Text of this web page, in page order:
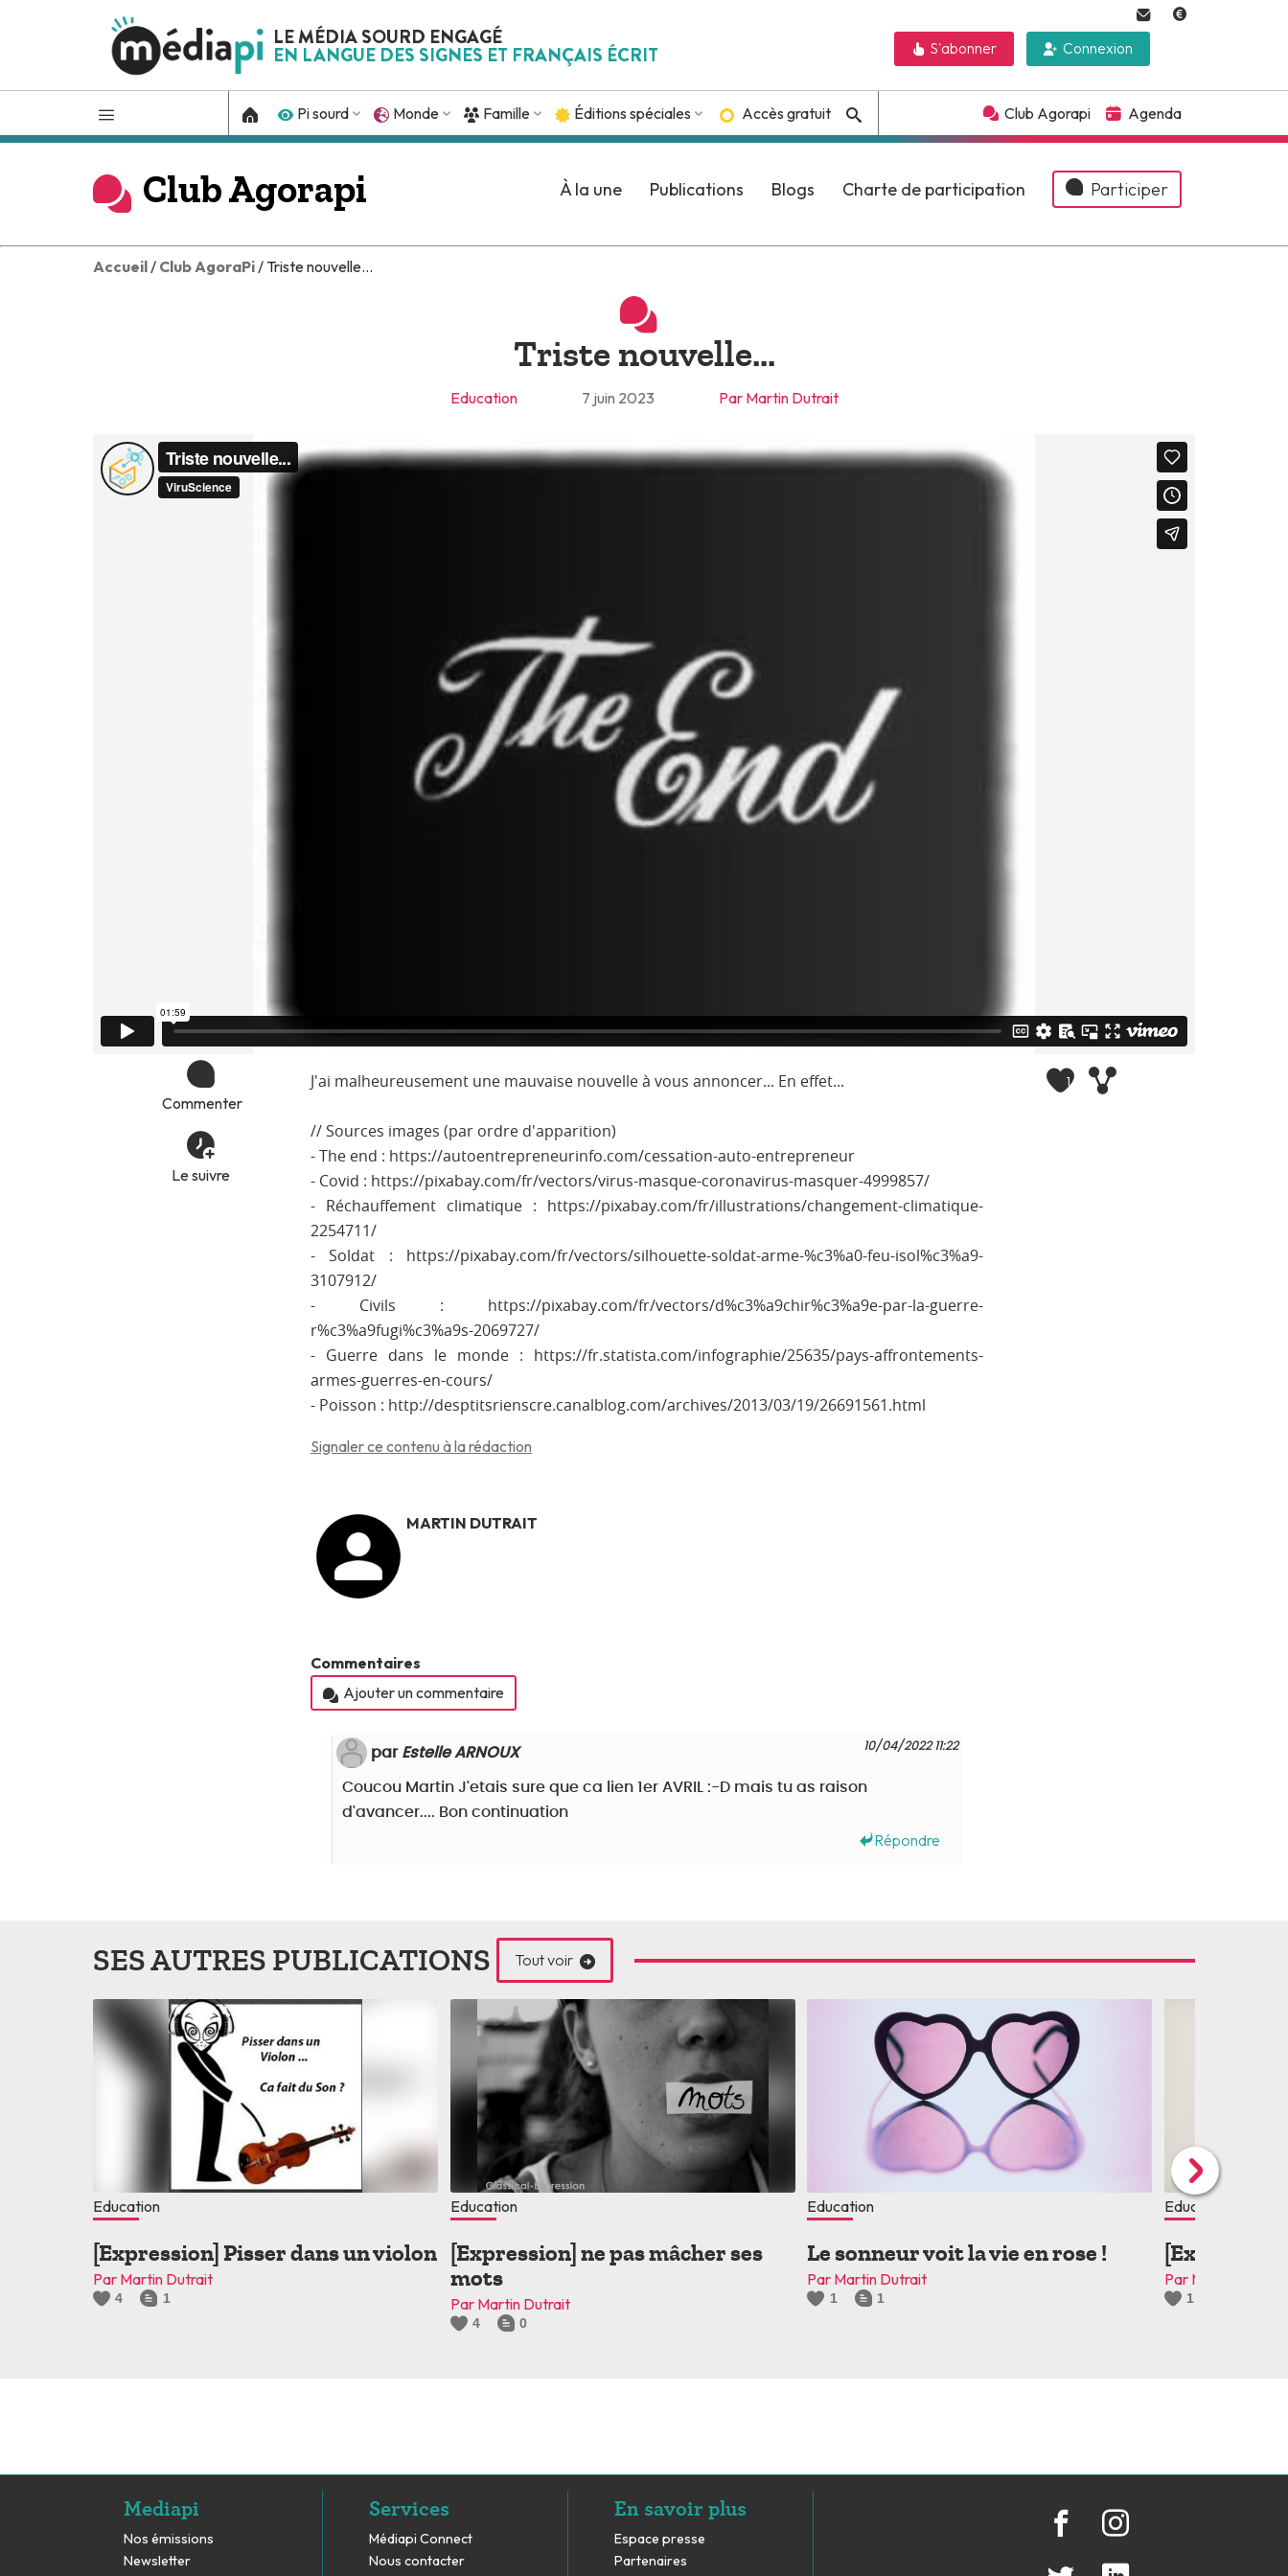
LE MÉDIA SOURD ENGAGÉ
EN LANGUE DES SIGNES ET FRANÇAIS ÉCRIT Connexion
S'abonner
Pi sourd Monde Famille Éditions spéciales Accès gratuit Club Agorapi Agenda
Club Agorapi À la une Publications Blogs Charte de participation Participer
Accueil / Club AgoraPi / Triste nouvelle...
Triste nouvelle...
Education 7 juin 2023 Par Martin Dutrait
Commenter
Le suivre
J'ai malheureusement une mauvaise nouvelle à vous annoncer... En effet...
// Sources images (par ordre d'apparition)
- The end : https://autoentrepreneurinfo.com/cessation-auto-entrepreneur
- Covid : https://pixabay.com/fr/vectors/virus-masque-coronavirus-masquer-4999857/
- Réchauffement climatique : https://pixabay.com/fr/illustrations/changement-climatique-
2254711/
- Soldat : https://pixabay.com/fr/vectors/silhouette-soldat-arme-%c3%a0-feu-isol%c3%a9-
3107912/
- Civils : https://pixabay.com/fr/vectors/d%c3%a9chir%c3%a9e-par-la-guerre-
r%c3%a9fugi%c3%a9s-2069727/
- Guerre dans le monde : https://fr.statista.com/infographie/25635/pays-affrontements-
armes-guerres-en-cours/
- Poisson : http://desptitsrienscre.canalblog.com/archives/2013/03/19/26691561.html
Signaler ce contenu à la rédaction
MARTIN DUTRAIT
Commentaires
Ajouter un commentaire
par Estelle ARNOUX 10/04/2022 11:22
Coucou Martin J'etais sure que ca lien 1er AVRIL :-D mais tu as raison
d'avancer.... Bon continuation
Répondre
1
SES AUTRES PUBLICATIONS Tout voir
Education
[Expression] Pisser dans un violon
Par Martin Dutrait
4 1
Education
[Expression] ne pas mâcher ses
mots
Par Martin Dutrait
4 0
Education
Le sonneur voit la vie en rose !
Par Martin Dutrait
1 1
Education
Par Martin Dutrait
1
Mediapi
Nos émissions
Newsletter
Services
Médiapi Connect
Nous contacter
En savoir plus
Espace presse
Partenaires